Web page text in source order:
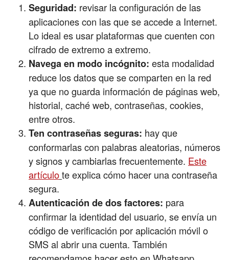
Seguridad: revisar la configuración de las
aplicaciones con las que se accede a Internet.
Lo ideal es usar plataformas que cuenten con
cifrado de extremo a extremo.
Navega en modo incógnito: esta modalidad
reduce los datos que se comparten en la red
ya que no guarda información de páginas web,
historial, caché web, contraseñas, cookies,
entre otros.
Ten contraseñas seguras: hay que
conformarlas con palabras aleatorias, números
y signos y cambiarlas frecuentemente. Este
artículote explica cómo hacer una contraseña
segura.
Autenticación de dos factores: para
confirmar la identidad del usuario, se envía un
código de verificación por aplicación móvil o
SMS al abrir una cuenta. También